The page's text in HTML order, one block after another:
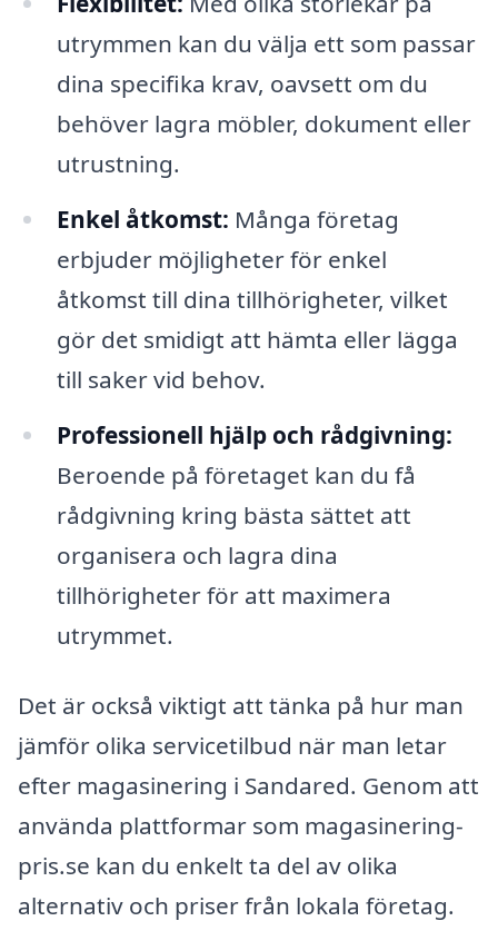
utrymmen kan du välja ett som passar
dina specifika krav, oavsett om du
behöver lagra möbler, dokument eller
utrustning.
Enkel åtkomst: Många företag
erbjuder möjligheter för enkel
åtkomst till dina tillhörigheter, vilket
gör det smidigt att hämta eller lägga
till saker vid behov.
Professionell hjälp och rådgivning:
Beroende på företaget kan du få
rådgivning kring bästa sättet att
organisera och lagra dina
tillhörigheter för att maximera
utrymmet.
Det är också viktigt att tänka på hur man
jämför olika servicetilbud när man letar
efter magasinering i Sandared. Genom att
använda plattformar som magasinering-
pris.se kan du enkelt ta del av olika
alternativ och priser från lokala företag.